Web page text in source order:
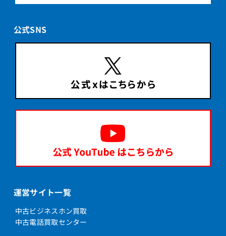
公式SNS
運営サイト一覧
中古ビジネスホン買取
中古電話買取センター